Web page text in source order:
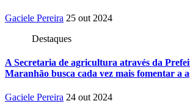
Gaciele Pereira 25 out 2024
Destaques
A Secretaria de agricultura através da
Maranhão busca cada vez mais fomentar a
Gaciele Pereira 24 out 2024